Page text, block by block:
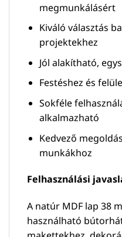
megmunkálásért
Kiváló választás
projektekhez
Jól alakítható,
Festéshez és
Sokféle
alkalmazható
Kedvező
munkákhoz
Felhasználási
A natúr MDF lap 38
használható